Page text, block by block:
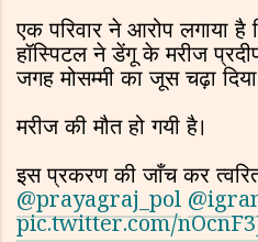
एक परिवार ने आरोप लगाया
हॉस्पिटल ने डेंगू के मरीज
जगह मोसम्मी का जूस चढ़ा
मरीज की मौत हो गयी है।
इस प्रकरण की जाँच कर त्वरित
@prayagraj_pol
pic.twitter.com/